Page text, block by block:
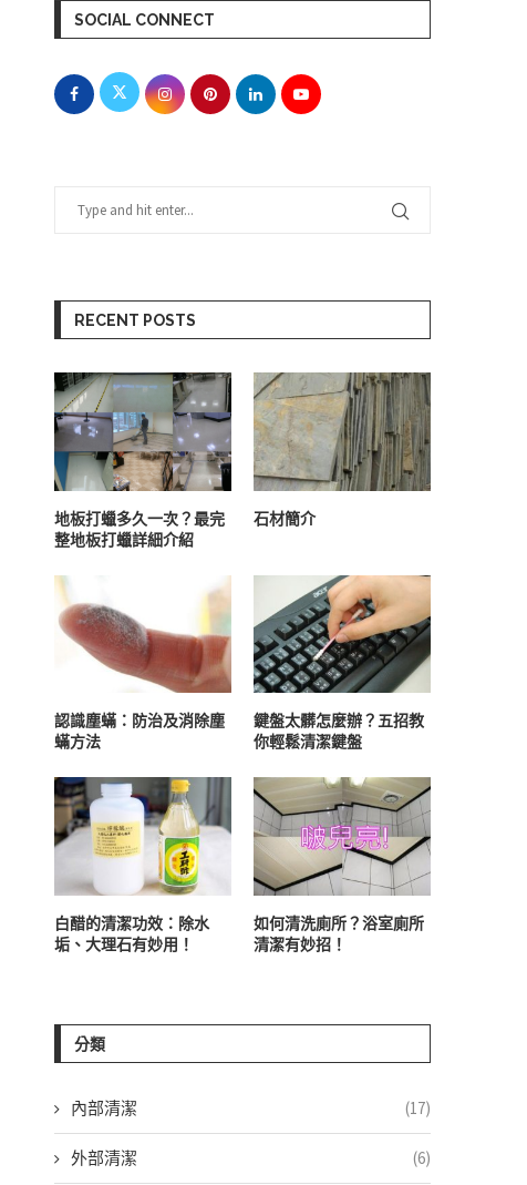
商辦大樓、辦公室環境維護
6 9 月, 2024
家用蓄水池、水塔清洗
6 9 月, 2024
SOCIAL CONNECT
RECENT POSTS
地板打蠟多久一次？最完
整地板打蠟詳細介紹
石材簡介
認識塵蟎：防治及消除塵
蟎方法
鍵盤太髒怎麼辦？五招教
你輕鬆清潔鍵盤
白醋的清潔功效：除水
垢、大理石有妙用！
如何清洗廁所？浴室廁所
清潔有妙招！
分類
內部清潔 (17)
外部清潔 (6)